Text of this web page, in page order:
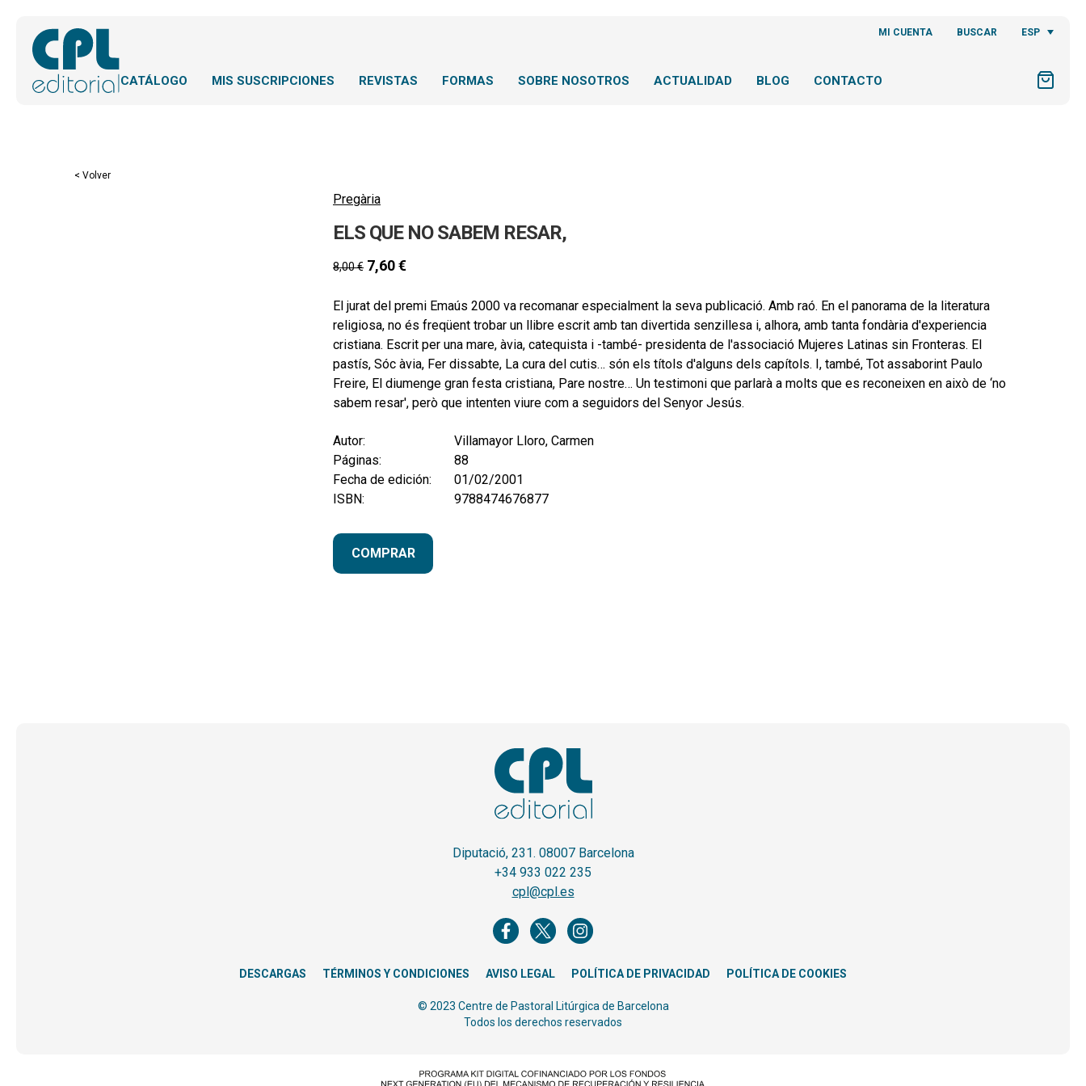
MI CUENTA BUSCAR ESP
CATÁLOGO MIS SUSCRIPCIONES REVISTAS FORMAS SOBRE NOSOTROS ACTUALIDAD BLOG CONTACTO
< Volver
Pregària
ELS QUE NO SABEM RESAR,
8,00€ 7,60€
El jurat del premi Emaús 2000 va recomanar especialment la seva publicació. Amb raó. En el panorama de la literatura
religiosa, no és freqüent trobar un llibre escrit amb tan divertida senzillesa i, alhora, amb tanta fondària d'experiencia
cristiana. Escrit per una mare, àvia, catequista i -també- presidenta de l'associació Mujeres Latinas sin Fronteras. El
pastís, Sóc àvia, Fer dissabte, La cura del cutis… són els títols d'alguns dels capítols. I, també, Tot assaborint Paulo
Freire, El diumenge gran festa cristiana, Pare nostre… Un testimoni que parlarà a molts que es reconeixen en això de ‘no
sabem resar', però que intenten viure com a seguidors del Senyor Jesús.
Autor:
Villamayor Lloro, Carmen
Páginas:
88
Fecha de edición:
01/02/2001
ISBN:
9788474676877
COMPRAR
Diputació, 231. 08007 Barcelona
+34 933 022 235
cpl@cpl.es
DESCARGAS TÉRMINOS Y CONDICIONES AVISO LEGAL POLÍTICA DE PRIVACIDAD POLÍTICA DE COOKIES
© 2023 Centre de Pastoral Litúrgica de Barcelona
Todos los derechos reservados